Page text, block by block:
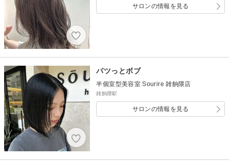
サロンの情報を見る
パツっとボブ
半個室型美容室 Sourire 雑餉隈店
雑餉隈駅
サロンの情報を見る